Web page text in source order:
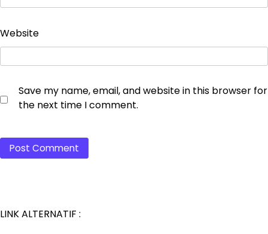
Website
Save my name, email, and website in this browser for
the next time I comment.
LINK ALTERNATIF :